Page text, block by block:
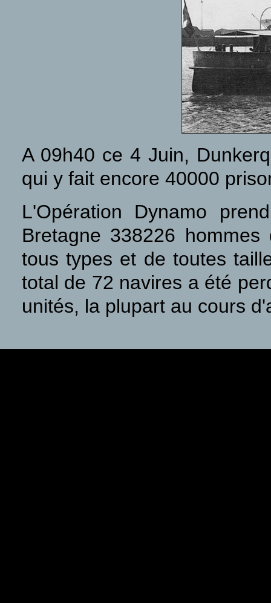
A 09h40 ce 4 Juin,
qui y fait encore 40000
L'Opération Dynamo
Bretagne 338226
tous types et de toutes
total de 72 navires a été
unités, la plupart au cours